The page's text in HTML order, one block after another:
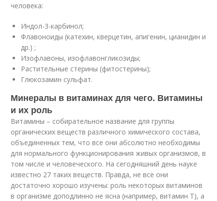
человека:
Индол-3-карбинол;
Флавоноиды (катехин, кверцетин, апигенин, цианидин и
др.) ;
Изофлавоны, изофлавонгликозиды;
Растительные стерины (фитостерины);
Глюкозамин сульфат.
Минералы в витаминах для чего. Витамины
и их роль
Витамины – собирательное название для группы
органических веществ различного химического состава,
объединенных тем, что все они абсолютно необходимы
для нормального функционирования живых организмов, в
том числе и человеческого. На сегодняшний день науке
известно 27 таких веществ. Правда, не все они
достаточно хорошо изучены: роль некоторых витаминов
в организме доподлинно не ясна (например, витамин Т), а